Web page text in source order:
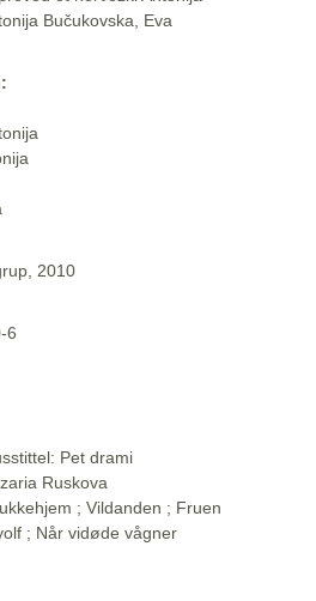
Bučukovska, Eva
2010
6
Pet drami
Ruskova
; Vildanden ; Fruen
; Når vidøde vågner